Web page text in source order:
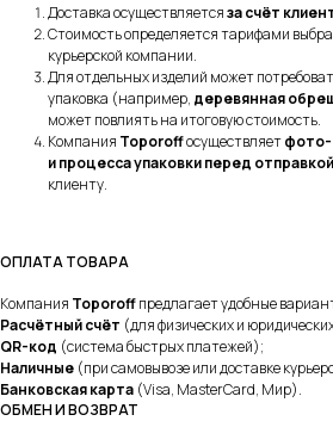
Доставка осуществляетсяза счёт
Стоимость определяется тарифами
курьерской компании.
Для отдельных изделий может
упаковка (например, деревянная
может повлиять на итоговую стоимость.
Компания Toporoffосуществляетфото-
и процесса упаковки перед отправкой
клиенту.
ОПЛАТА ТОВАРА
Компания Toporoffпредлагает удобные
Расчётный счёт (для физических и
QR-код (система быстрых платежей);
Наличные (при самовывозе или доставке
Банковская карта (Visa, MasterCard, Мир).
ОБМЕН И ВОЗВРАТ